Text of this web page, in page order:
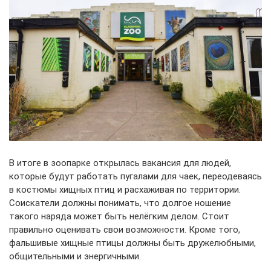
В итоге в зоопарке открылась вакансия для людей,
которые будут работать пугалами для чаек, переодеваясь
в костюмы хищных птиц и расхаживая по территории.
Соискатели должны понимать, что долгое ношение
такого наряда может быть нелёгким делом. Стоит
правильно оценивать свои возможности. Кроме того,
фальшивые хищные птицы должны быть дружелюбными,
общительными и энергичными.